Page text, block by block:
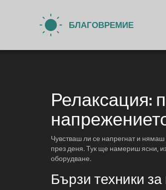
Релаксация:
Чувстваш ли се напрегнат и
през деня. Тук ще намериш ясни,
оборудване.
Бързи техники